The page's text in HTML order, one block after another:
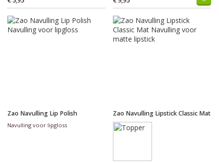
Zao Navulling Lip Polish
Navulling voor lipgloss
Zao Navulling Lipstick Classic Mat